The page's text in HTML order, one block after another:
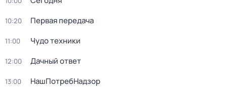
10:20 Первая передача
11:00 Чудо техники
12:00 Дачный ответ
13:00 НашПотребНадзор